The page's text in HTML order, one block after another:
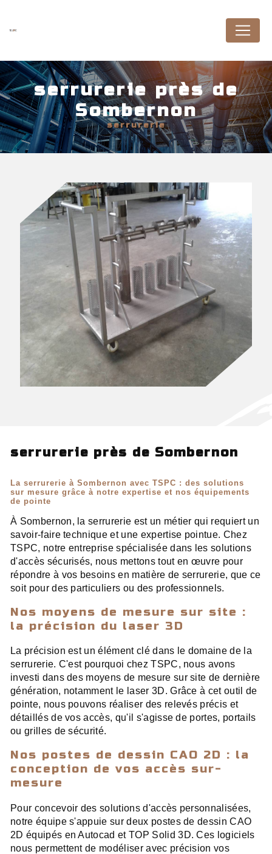
serrurerie près de
Sombernon
serrurerie
serrurerie près de Sombernon
La serrurerie à Sombernon avec TSPC : des solutions
sur mesure grâce à notre expertise et nos équipements
de pointe
À Sombernon, la serrurerie est un métier qui requiert un
savoir-faire technique et une expertise pointue. Chez
TSPC, notre entreprise spécialisée dans les solutions
d'accès sécurisés, nous mettons tout en œuvre pour
répondre à vos besoins en matière de serrurerie, que ce
soit pour des particuliers ou des professionnels.
Nos moyens de mesure sur site :
la précision du laser 3D
La précision est un élément clé dans le domaine de la
serrurerie. C'est pourquoi chez TSPC, nous avons
investi dans des moyens de mesure sur site de dernière
génération, notamment le laser 3D. Grâce à cet outil de
pointe, nous pouvons réaliser des relevés précis et
détaillés de vos accès, qu'il s'agisse de portes, portails
ou grilles de sécurité.
Nos postes de dessin CAO 2D : la
conception de vos accès sur-
mesure
Pour concevoir des solutions d'accès personnalisées,
notre équipe s'appuie sur deux postes de dessin CAO
2D équipés en Autocad et TOP Solid 3D. Ces logiciels
nous permettent de modéliser avec précision vos